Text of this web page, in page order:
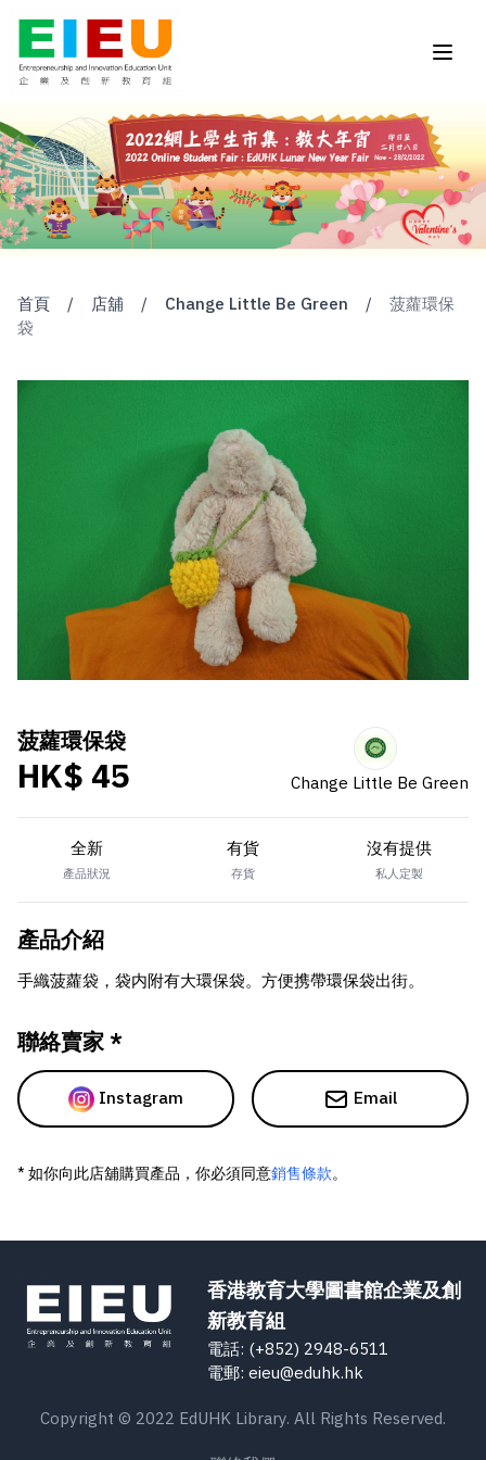
首頁 / 店舖 / Change Little Be Green /
菠蘿環保
袋
菠蘿環保袋
HK$ 45 Change Little Be Green
全新
產品狀況
有貨
存貨
沒有提供
私人定製
產品介紹
手織菠蘿袋，袋内附有大環保袋。方便携帶環保袋出街。
聯絡賣家 *
Instagram Email
* 如你向此店舖購買產品，你必須同意銷售條款。
香港教育大學圖書館企業及創
新教育組
電話: (+852) 2948-6511
電郵: eieu@eduhk.hk
Copyright © 2022 EdUHK Library. All Rights Reserved.